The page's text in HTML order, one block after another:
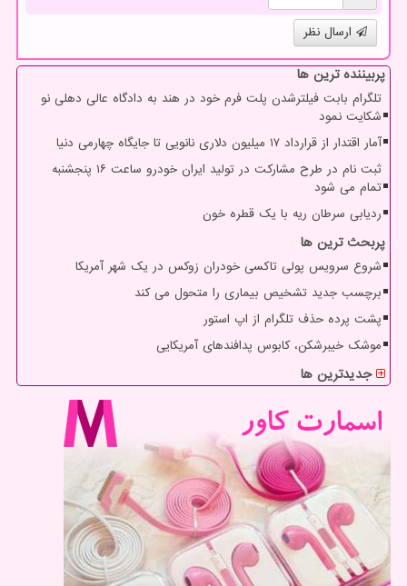
ارسال نظر
پربیننده ترین ها
تلگرام بابت فیلترشدن پلت فرم خود در هند به دادگاه عالی دهلی نو
شکایت نمود
آمار اقتدار از قرارداد ۱۷ میلیون دلاری نانویی تا جایگاه چهارمی دنیا
ثبت نام در طرح مشارکت در تولید ایران خودرو ساعت ۱۶ پنجشنبه
تمام می شود
ردیابی سرطان ریه با یک قطره خون
پربحث ترین ها
شروع سرویس پولی تاکسی خودران زوکس در یک شهر آمریکا
برچسب جدید تشخیص بیماری را متحول می کند
پشت پرده حذف تلگرام از اپ استور
موشک خیبرشکن، کابوس پدافندهای آمریکایی
جدیدترین ها